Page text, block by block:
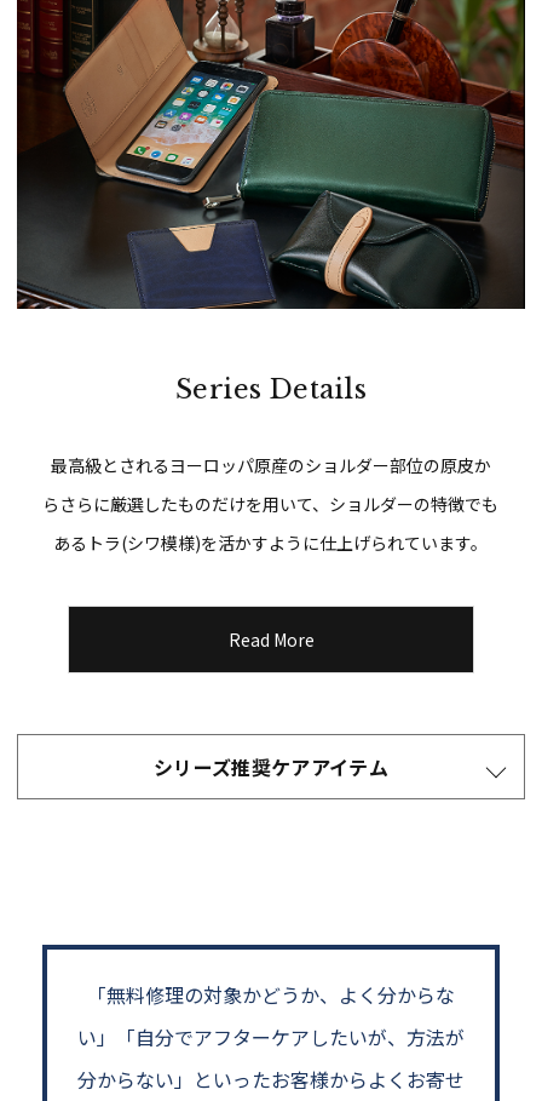
Series Details
最高級とされるヨーロッパ原産のショルダー部位の原皮か
らさらに厳選したものだけを用いて、ショルダーの特徴でも
あるトラ(シワ模様)を活かすように仕上げられています。
Read More
シリーズ推奨ケアアイテム
「無料修理の対象かどうか、よく分からな
い」
「自分でアフターケアしたいが、方法が
分からない」といったお客様からよくお寄せ